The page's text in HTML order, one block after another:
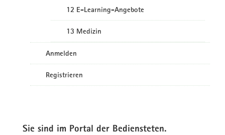
12 E-Learning-Angebote
13 Medizin
Anmelden
Registrieren
Sie sind im Portal der Bediensteten.